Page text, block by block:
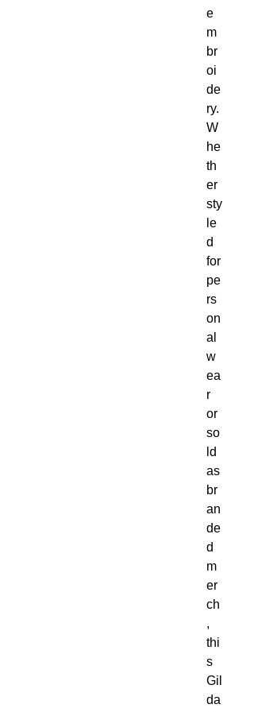
e
m
br
oi
de
ry.
W
he
th
er
sty
le
d
for
pe
rs
on
al
w
ea
r
or
so
ld
as
br
an
de
d
m
er
ch
,
thi
s
Gil
da